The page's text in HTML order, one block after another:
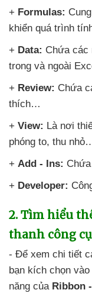
+ Formulas:
khiển quá trình
+ Data: Chứa các
trong và ngoài
+ Review: Chứa
thích…
+ View: Là nơi
phóng to, thu
+ Add - Ins: Chứa
+ Developer:
2. Tìm hiểu
thanh công
- Để xem chi tiết
bạn kích chọn
năng của Ribbon